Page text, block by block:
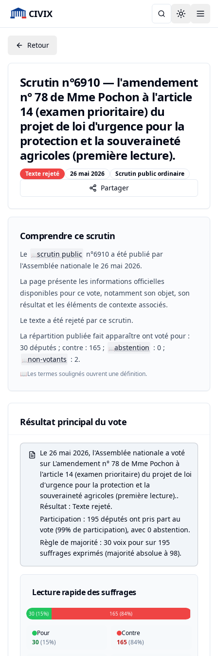
CIVIX Toggle
Retour
Scrutin n°6910 — l'amendement
n° 78 de Mme Pochon à l'article
14 (examen prioritaire) du
projet de loi d'urgence pour la
protection et la souveraineté
agricoles (première lecture).
Texte rejeté 26 mai 2026 Scrutin public ordinaire
Partager
Comprendre ce scrutin
Le 📖scrutin public n°6910 a été publié par
l'Assemblée nationale le 26 mai 2026.
La page présente les informations officielles
disponibles pour ce vote, notamment son objet, son
résultat et les éléments de contexte associés.
Le texte a été rejeté par ce scrutin.
La répartition publiée fait apparaître ont voté pour :
30 députés ; contre : 165 ;
📖abstention : 0 ;
📖non-votants : 2.
📖Les termes soulignés ouvrent une définition.
Résultat principal du vote
Le 26 mai 2026, l'Assemblée nationale a voté
sur L'amendement n° 78 de Mme Pochon à
l'article 14 (examen prioritaire) du projet de loi
d'urgence pour la protection et la
souveraineté agricoles (première lecture)..
Résultat : Texte rejeté.
Participation : 195 députés ont pris part au
vote (99% de participation), avec 0 abstention.
Règle de majorité : 30 voix pour sur 195
suffrages exprimés (majorité absolue à 98).
Lecture rapide des suffrages
30 (15%) 165 (84%)
Pour
30(15%)
Contre
165(84%)